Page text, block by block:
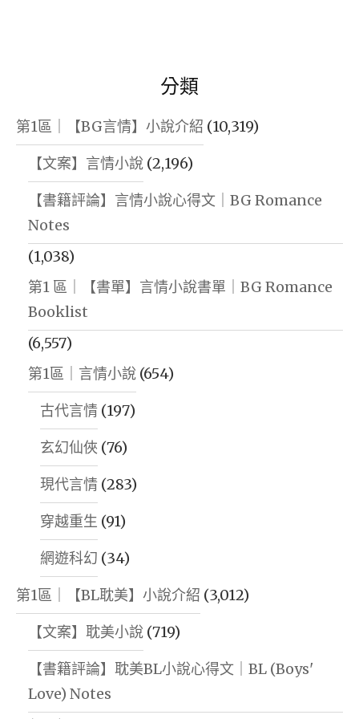
分類
第1區｜【BG言情】小說介紹 (10,319)
【文案】言情小說 (2,196)
【書籍評論】言情小說心得文｜BG Romance
Notes
(1,038)
第1 區｜【書單】言情小說書單｜BG Romance
Booklist
(6,557)
第1區｜言情小說 (654)
古代言情 (197)
玄幻仙俠 (76)
現代言情 (283)
穿越重生 (91)
網遊科幻 (34)
第1區｜【BL耽美】小說介紹 (3,012)
【文案】耽美小說 (719)
【書籍評論】耽美BL小說心得文｜BL (Boys'
Love) Notes